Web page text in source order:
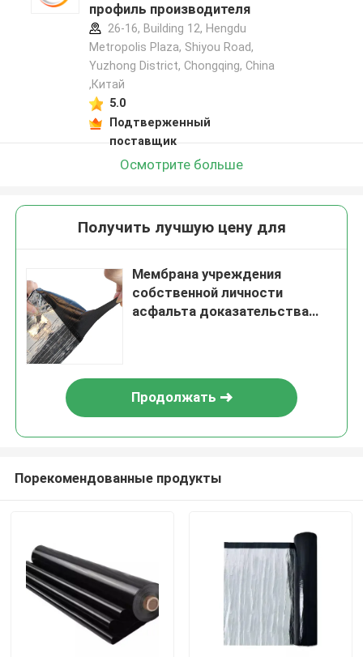
Дома
профиль производителя
26-16, Building 12, Hengdu
Metropolis Plaza, Shiyou Road,
Yuzhong District, Chongqing, China
,Китай
5.0
Подтверженный
поставщик
Осмотрите больше
Получить лучшую цену для
Мембрана учреждения
собственной личности
асфальта доказательства
Продолжать
Порекомендованные продукты